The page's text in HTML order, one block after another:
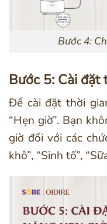
Bước 4:
Bước 5: Cài đặt
Để cài đặt thời
“Hẹn giờ”. Bạn
giờ đối với các
khô”, “Sinh tố”,